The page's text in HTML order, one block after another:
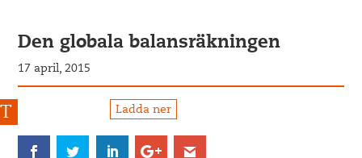
Den globala balansräkningen
17 april, 2015
Ladda ner